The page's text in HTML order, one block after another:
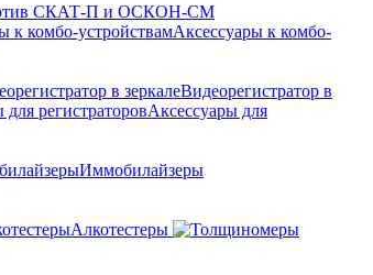
СКАТ-П и ОСКОН-СМ
Аксессуары к комбо-
Видеорегистратор в
Аксессуары для
Иммобилайзеры
Алкотестеры